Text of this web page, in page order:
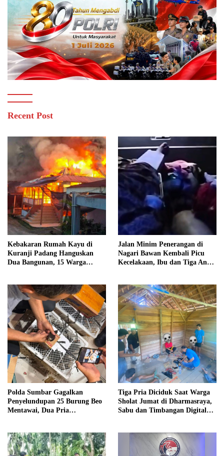
Recent Post
Kebakaran Rumah Kayu di
Kuranji Padang Hanguskan
Dua Bangunan, 15 Warga
Jalan Minim Penerangan di
Nagari Bawan Kembali Picu
Kecelakaan, Ibu dan Tiga Anak
Polda Sumbar Gagalkan
Penyelundupan 25 Burung Beo
Mentawai, Dua Pria
Tiga Pria Diciduk Saat Warga
Sholat Jumat di Dharmasraya,
Sabu dan Timbangan Digital